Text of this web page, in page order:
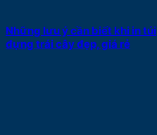
Những lưu ý cần biết khi in túi
đựng trái cây đẹp, giá rẻ